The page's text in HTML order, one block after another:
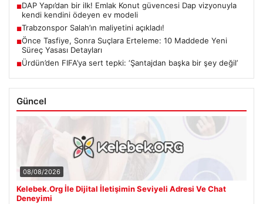
■DAP Yapı’dan bir ilk! Emlak Konut güvencesi Dap vizyonuyla
kendi kendini ödeyen ev modeli
■Trabzonspor Salah’ın maliyetini açıkladı!
■Önce Tasfiye, Sonra Suçlara Erteleme: 10 Maddede Yeni
Süreç Yasası Detayları
■Ürdün’den FIFA’ya sert tepki: ‘Şantajdan başka bir şey değil’
Güncel
08/08/2026
Kelebek.Org İle Dijital İletişimin Seviyeli Adresi Ve Chat
Deneyimi